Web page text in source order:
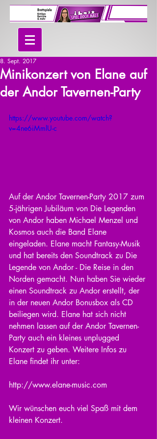
Minikonzert von Elane auf
der Andor Tavernen-Party
8. Sept. 2017
https://www.youtube.com/watch?
v=4ne6iMmlU-c
Auf der Andor Tavernen-Party 2017 zum
5-jährigen Jubiläum von Die Legenden
von Andor haben Michael Menzel und
Kosmos auch die Band Elane
eingeladen. Elane macht Fantasy-Musik
und hat bereits den Soundtrack zu Die
Legende von Andor - Die Reise in den
Norden gemacht. Nun haben Sie wieder
einen Soundtrack zu Andor erstellt, der
in der neuen Andor Bonusbox als CD
beiliegen wird. Elane hat sich nicht
nehmen lassen auf der Andor Tavernen-
Party auch ein kleines unplugged
Konzert zu geben. Weitere Infos zu
Elane findet ihr unter:
http://www.elane-music.com
Wir wünschen euch viel Spaß mit dem
kleinen Konzert.